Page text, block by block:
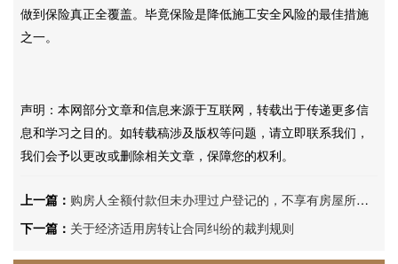
做到保险真正全覆盖。毕竟保险是降低施工安全风险的最佳措施
之一。
声明：本网部分文章和信息来源于互联网，转载出于传递更多信
息和学习之目的。如转载稿涉及版权等问题，请立即联系我们，
我们会予以更改或删除相关文章，保障您的权利。
上一篇： 购房人全额付款但未办理过户登记的，不享有房屋所有权，只能向开发商主张合同请求权
下一篇： 关于经济适用房转让合同纠纷的裁判规则